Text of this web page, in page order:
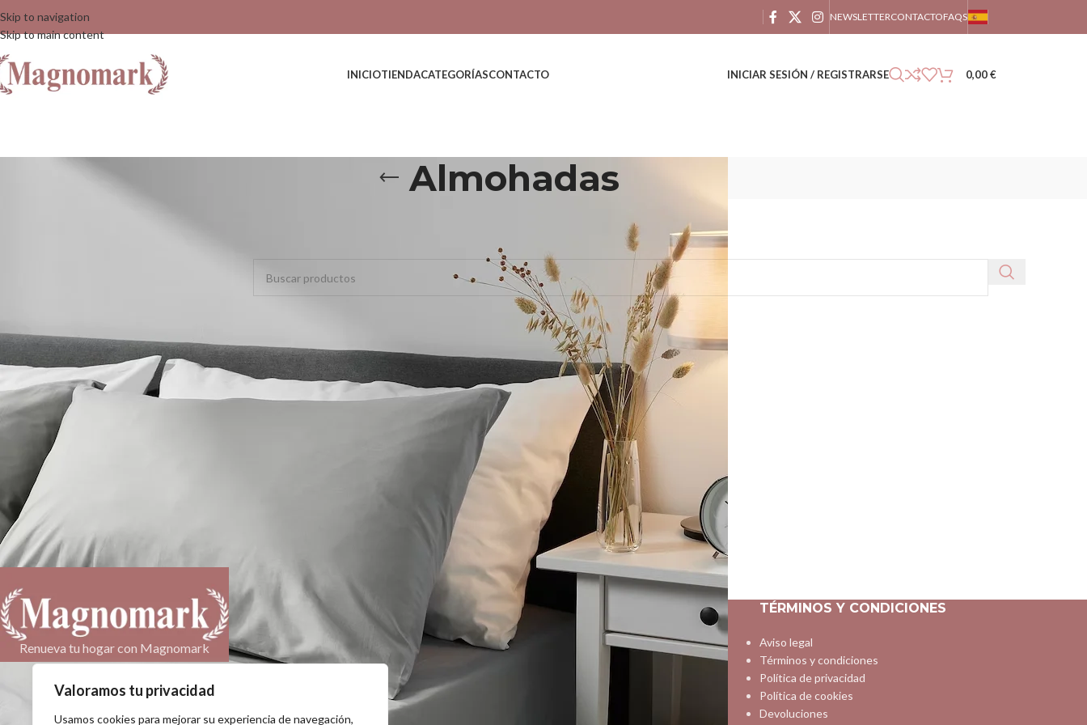
Valoramos tu privacidad
Usamos cookies para mejorar su experiencia de navegación,
Skip to navigation
Skip to main content
NEWSLETTERCONTACTOFAQS
INICIOTIENDACATEGORÍASCONTACTO INICIAR SESIÓN / REGISTRARSE 0,00€
Almohadas
No se han encontrado productos que coincidan con tu selección.
Renueva tu hogar con Magnomark
ACERCA DE MAGNOMARK
Acerca de Magnomark
Categorías
Contacto
PÁGINAS DE INTERÉS
Tienda
TÉRMINOS Y CONDICIONES
Aviso legal
Términos y condiciones
Política de privacidad
Política de cookies
Devoluciones